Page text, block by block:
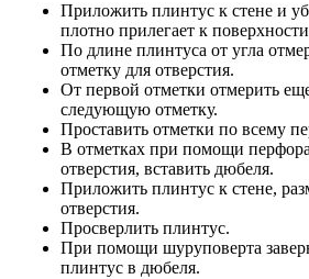
Приложить плинтус к стене и
плотно прилегает к
По длине плинтуса от угла
отметку для отверстия.
От первой отметки отмерить
следующую отметку.
Проставить отметки по всему
В отметках при помощи
отверстия, вставить дюбеля.
Приложить плинтус к стене,
отверстия.
Просверлить плинтус.
При помощи шуруповерта
плинтус в дюбеля.